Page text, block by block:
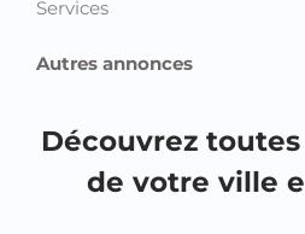
Services
Autres annonces
Découvrez
de votre ville